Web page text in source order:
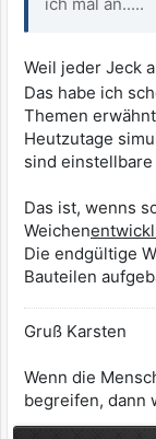
ich mal an.....
Weil jeder Jeck
Das habe ich
Themen
Heutzutage
sind
Das ist, wenns
Weichen
Die endgültige
Bauteilen
Gruß Karsten
Wenn die
begreifen, dann